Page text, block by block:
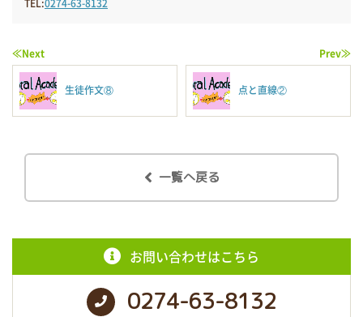
TEL:0274-63-8132
≪Next
生徒作文⑧
Prev≫
点と直線②
一覧へ戻る
お問い合わせはこちら
0274-63-8132